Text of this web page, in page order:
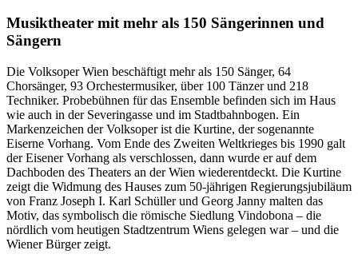
Musiktheater mit mehr als 150 Sängerinnen und
Sängern
Die Volksoper Wien beschäftigt mehr als 150 Sänger, 64
Chorsänger, 93 Orchestermusiker, über 100 Tänzer und 218
Techniker. Probebühnen für das Ensemble befinden sich im Haus
wie auch in der Severingasse und im Stadtbahnbogen. Ein
Markenzeichen der Volksoper ist die Kurtine, der sogenannte
Eiserne Vorhang. Vom Ende des Zweiten Weltkrieges bis 1990 galt
der Eisener Vorhang als verschlossen, dann wurde er auf dem
Dachboden des Theaters an der Wien wiederentdeckt. Die Kurtine
zeigt die Widmung des Hauses zum 50-jährigen Regierungsjubiläum
von Franz Joseph I. Karl Schüller und Georg Janny malten das
Motiv, das symbolisch die römische Siedlung Vindobona – die
nördlich vom heutigen Stadtzentrum Wiens gelegen war – und die
Wiener Bürger zeigt.